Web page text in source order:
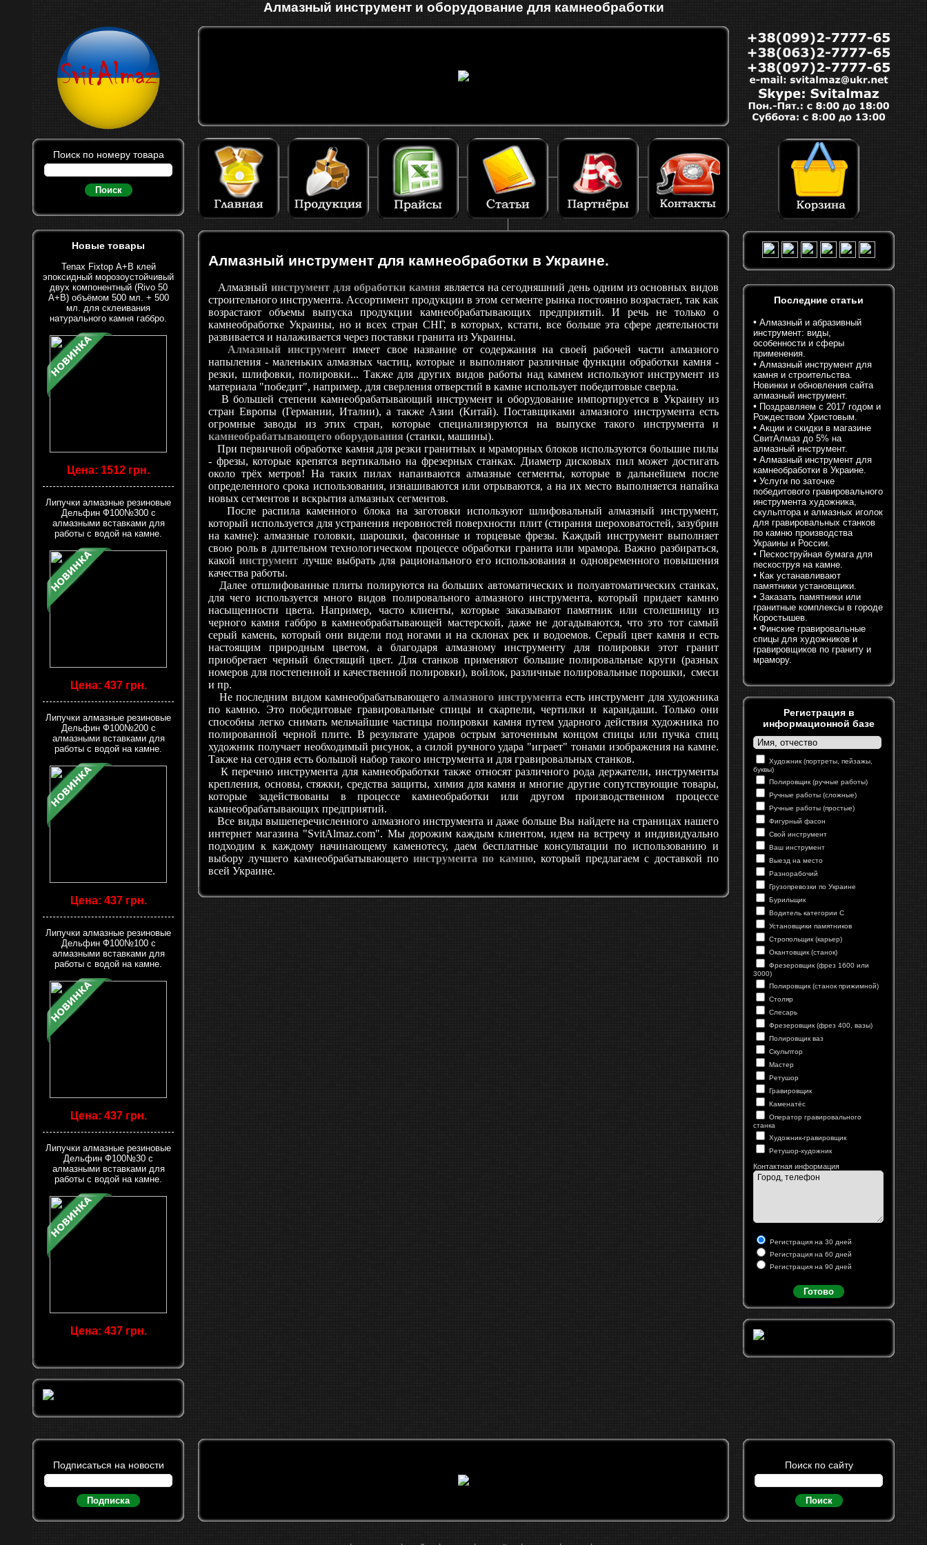
Алмазный инструмент и оборудование для камнеобработки
Поиск по номеру товара
Поиск
Новые товары
Tenax Fixtop А+В клей
эпоксидный морозоустойчивый
двух компонентный (Rivo 50
A+B) объёмом 500 мл. + 500
мл. для склеивания
натурального камня габбро.
Цена: 1512 грн.
Липучки алмазные резиновые
Дельфин Ф100№300 с
алмазными вставками для
работы с водой на камне.
Цена: 437 грн.
Липучки алмазные резиновые
Дельфин Ф100№200 с
алмазными вставками для
работы с водой на камне.
Цена: 437 грн.
Липучки алмазные резиновые
Дельфин Ф100№100 с
алмазными вставками для
работы с водой на камне.
Цена: 437 грн.
Липучки алмазные резиновые
Дельфин Ф100№30 с
алмазными вставками для
работы с водой на камне.
Цена: 437 грн.
Алмазный инструмент для камнеобработки в Украине.
Алмазный инструмент для обработки камня является на сегодняшний день одним из основных видов
строительного инструмента. Ассортимент продукции в этом сегменте рынка постоянно возрастает, так как
возрастают объемы выпуска продукции камнеобрабатывающих предприятий. И речь не только о
камнеобработке Украины, но и всех стран СНГ, в которых, кстати, все больше эта сфере деятельности
развивается и налаживается через поставки гранита из Украины.
Алмазный инструментимеет свое название от содержания на своей рабочей части алмазного
напыления - маленьких алмазных частиц, которые и выполняют различные функции обработки камня -
резки, шлифовки, полировки... Также для других видов работы над камнем используют инструмент из
материала "победит", например, для сверления отверстий в камне использует победитовые сверла.
В большей степени камнеобрабатывающий инструмент и оборудование импортируется в Украину из
стран Европы (Германии, Италии), а также Азии (Китай). Поставщиками алмазного инструмента есть
огромные заводы из этих стран, которые специализируются на выпуске такого инструмента и
камнеобрабатывающего оборудования (станки, машины).
При первичной обработке камня для резки гранитных и мраморных блоков используются большие пилы
- фрезы, которые крепятся вертикально на фрезерных станках. Диаметр дисковых пил может достигать
около трёх метров! На таких пилах напаиваются алмазные сегменты, которые в дальнейшем после
определенного срока использования, изнашиваются или отрываются, а на их место выполняется напайка
новых сегментов и вскрытия алмазных сегментов.
После распила каменного блока на заготовки используют шлифовальный алмазный инструмент,
который используется для устранения неровностей поверхности плит (стирания шероховатостей, зазубрин
на камне): алмазные головки, шарошки, фасонные и торцевые фрезы. Каждый инструмент выполняет
свою роль в длительном технологическом процессе обработки гранита или мрамора. Важно разбираться,
какойинструмент лучше выбрать для рационального его использования и одновременного повышения
качества работы.
Далее отшлифованные плиты полируются на больших автоматических и полуавтоматических станках,
для чего используется много видов полировального алмазного инструмента, который придает камню
насыщенности цвета. Например, часто клиенты, которые заказывают памятник или столешницу из
черного камня габбро в камнеобрабатывающей мастерской, даже не догадываются, что это тот самый
серый камень, который они видели под ногами и на склонах рек и водоемов. Серый цвет камня и есть
настоящим природным цветом, а благодаря алмазному инструменту для полировки этот гранит
приобретает черный блестящий цвет. Для станков применяют большие полировальные круги (разных
номеров для постепенной и качественной полировки), войлок, различные полировальные порошки, смеси
и пр.
Не последним видом камнеобрабатывающегоалмазного инструмента есть инструмент для художника
по камню. Это победитовые гравировальные спицы и скарпели, чертилки и карандаши. Только они
способны легко снимать мельчайшие частицы полировки камня путем ударного действия художника по
полированной черной плите. В результате ударов острым заточенным концом спицы или пучка спиц
художник получает необходимый рисунок, а силой ручного удара "играет" тонами изображения на камне.
Также на сегодня есть большой набор такого инструмента и для гравировальных станков.
К перечню инструмента для камнеобработки также относят различного рода держатели, инструменты
крепления, основы, стяжки, средства защиты, химия для камня и многие другие сопутствующие товары,
которые задействованы в процессе камнеобработки или другом производственном процессе
камнеобрабатывающих предприятий.
Все виды вышеперечисленного алмазного инструмента и даже больше Вы найдете на страницах нашего
интернет магазина "SvitAlmaz.com". Мы дорожим каждым клиентом, идем на встречу и индивидуально
подходим к каждому начинающему каменотесу, даем бесплатные консультации по использованию и
выбору лучшего камнеобрабатывающего инструмента по камню, который предлагаем с доставкой по
всей Украине.
Последние статьи
• Алмазный и абразивный
инструмент: виды,
особенности и сферы
применения.
• Алмазный инструмент для
камня и строительства.
Новинки и обновления сайта
алмазный инструмент.
• Поздравляем с 2017 годом и
Рождеством Христовым.
• Акции и скидки в магазине
СвитАлмаз до 5% на
алмазный инструмент.
• Алмазный инструмент для
камнеобработки в Украине.
• Услуги по заточке
победитового гравировального
инструмента художника,
скульптора и алмазных иголок
для гравировальных станков
по камню производства
Украины и России.
• Пескоструйная бумага для
пескоструя на камне.
• Как устанавливают
памятники установщики.
• Заказать памятники или
гранитные комплексы в городе
Коростышев.
• Финские гравировальные
спицы для художников и
гравировщиков по граниту и
мрамору.
Регистрация в
информационной базе
Художник (портреты, пейзажы,
буквы)
Полировщик (ручные работы)
Ручные работы (сложные)
Ручные работы (простые)
Фигурный фасон
Свой инструмент
Ваш инструмент
Выезд на место
Разнорабочий
Грузопревозки по Украине
Бурильщик
Водитель категории С
Установщики памятников
Стропольщик (карьер)
Окантовщик (станок)
Фрезеровщик (фрез 1600 или
3000)
Полировщик (станок прижимной)
Столяр
Слесарь
Фрезеровщик (фрез 400, вазы)
Полировщик ваз
Скульптор
Мастер
Ретушор
Гравировщик
Каменатёс
Оператор гравировального
станка
Художник-гравировщик
Ретушор-художник
Контактная информация
Регистрация на 30 дней
Регистрация на 60 дней
Регистрация на 90 дней
Готово
Подписаться на новости
Подписка
Поиск по сайту
Поиск